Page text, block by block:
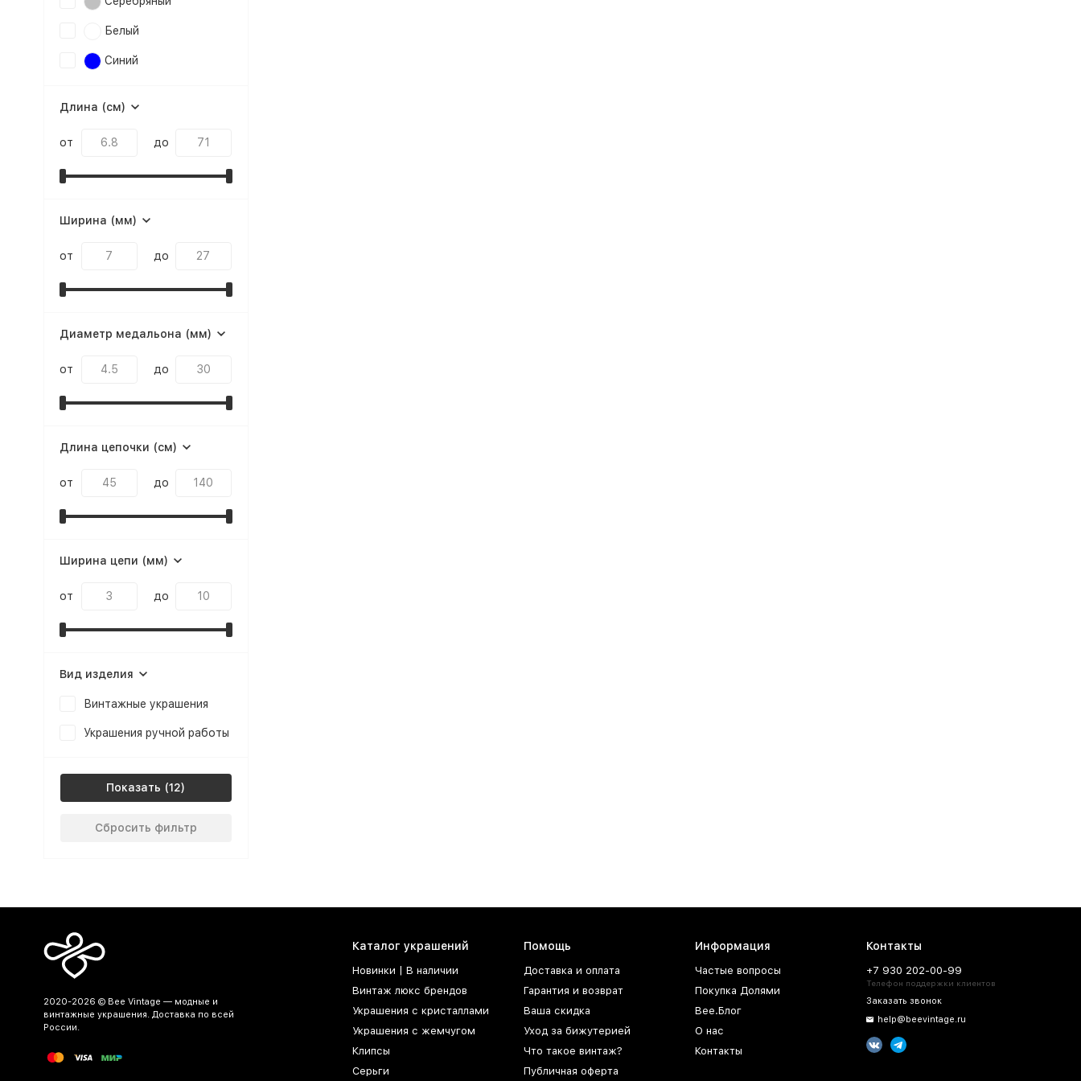
Белый
Синий
Длина (см)
от до
Ширина (мм)
от до
Диаметр медальона (мм)
от до
Длина цепочки (см)
от до
Ширина цепи (мм)
от до
Вид изделия
Винтажные украшения
Украшения ручной работы
Показать
Сбросить фильтр
2020-2026 © Bee Vintage — модные и
винтажные украшения. Доставка по всей
России.
Каталог украшений
Новинки | В наличии
Винтаж люкс брендов
Украшения с кристаллами
Украшения с жемчугом
Клипсы
Серьги
Помощь
Доставка и оплата
Гарантия и возврат
Ваша скидка
Уход за бижутерией
Что такое винтаж?
Публичная оферта
Информация
Частые вопросы
Покупка Долями
Bee.Блог
О нас
Контакты
Контакты
+7 930 202-00-99
Телефон поддержки клиентов
Заказать звонок
help@beevintage.ru